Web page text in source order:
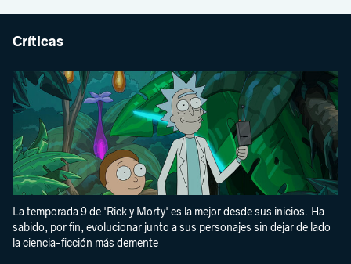
Críticas
La temporada 9 de 'Rick y Morty' es la mejor desde sus inicios. Ha
sabido, por fin, evolucionar junto a sus personajes sin dejar de lado
la ciencia-ficción más demente